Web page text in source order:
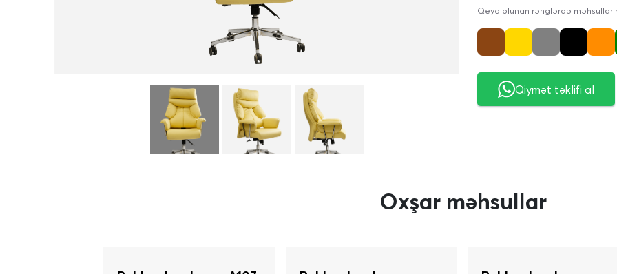
Qeyd olunan rənglərdə məhsullar
Qiymət təklifi al
Oxşar məhsullar